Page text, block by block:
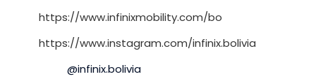
https://www.infinixmobility.com/bo
https://www.instagram.com/infinix.bolivia
@infinix.bolivia